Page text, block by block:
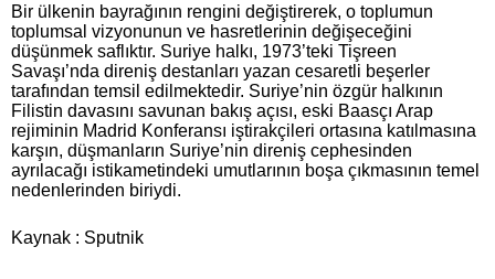
Bir ülkenin bayrağının rengini değiştirerek, o toplumun
toplumsal vizyonunun ve hasretlerinin değişeceğini
düşünmek saflıktır. Suriye halkı, 1973’teki Tişreen
Savaşı’nda direniş destanları yazan cesaretli beşerler
tarafından temsil edilmektedir. Suriye’nin özgür halkının
Filistin davasını savunan bakış açısı, eski Baasçı Arap
rejiminin Madrid Konferansı iştirakçileri ortasına katılmasına
karşın, düşmanların Suriye’nin direniş cephesinden
ayrılacağı istikametindeki umutlarının boşa çıkmasının temel
nedenlerinden biriydi.
Kaynak : Sputnik